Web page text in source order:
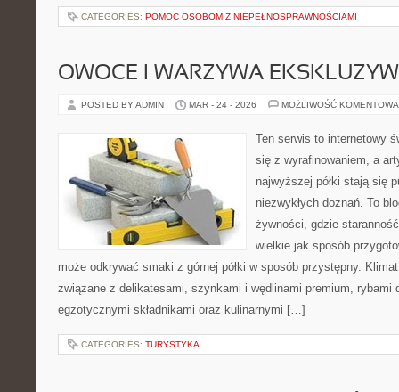
CATEGORIES: POMOC OSOBOM Z NIEPEŁNOSPRAWNOŚCIAMI
OWOCE I WARZYWA
POSTED BY ADMIN MAR - 24 - 2026 MOŻLIWOŚĆ
Ten serwis to internetowy
się z wyrafinowaniem, a
najwyższej półki stają się
niezwykłych doznań. To
żywności, gdzie
wielkie jak sposób
może odkrywać smaki z górnej półki w sposób przystępny.
związane z delikatesami, szynkami i wędlinami premium, rybami
egzotycznymi składnikami oraz kulinarnymi […]
CATEGORIES: TURYSTYKA